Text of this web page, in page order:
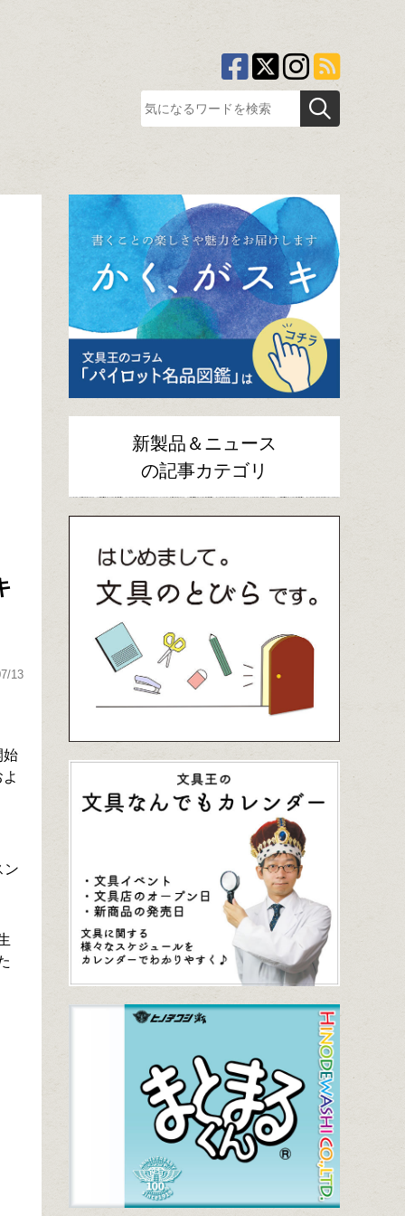
13
始
ン
新製品＆ニュース
の記事カテゴリ